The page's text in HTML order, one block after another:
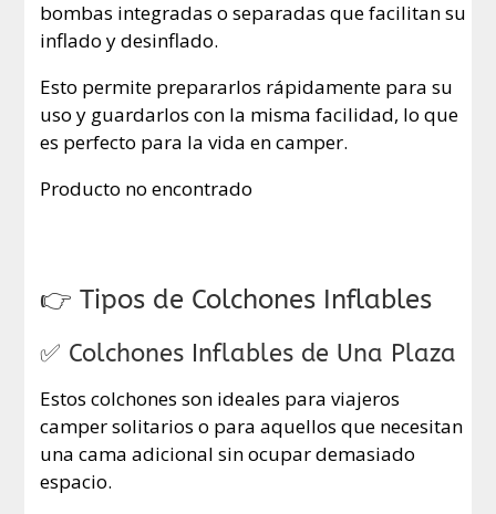
bombas integradas o separadas que facilitan su
inflado y desinflado.
Esto permite prepararlos rápidamente para su
uso y guardarlos con la misma facilidad, lo que
es perfecto para la vida en camper.
Producto no encontrado
👉 Tipos de Colchones Inflables
✅ Colchones Inflables de Una Plaza
Estos colchones son ideales para viajeros
camper solitarios o para aquellos que necesitan
una cama adicional sin ocupar demasiado
espacio.